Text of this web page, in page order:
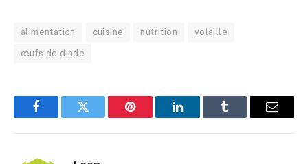
alimentation cuisine nutrition volaille
œufs de dinde
FacebookTwitter Pinterest LinkedInTumblr
E-